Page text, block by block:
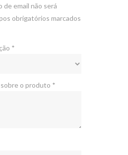
de email não será
obrigatórios marcados
*
o produto *